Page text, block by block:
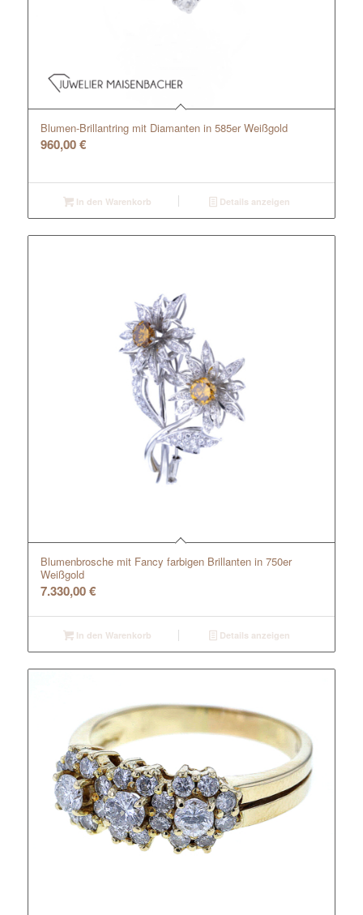
Blumen-Brillantring mit Diamanten in 585er Weißgold
960,00€
In den Warenkorb Details anzeigen
Blumenbrosche mit Fancy farbigen Brillanten in 750er
Weißgold
7.330,00€
In den Warenkorb Details anzeigen